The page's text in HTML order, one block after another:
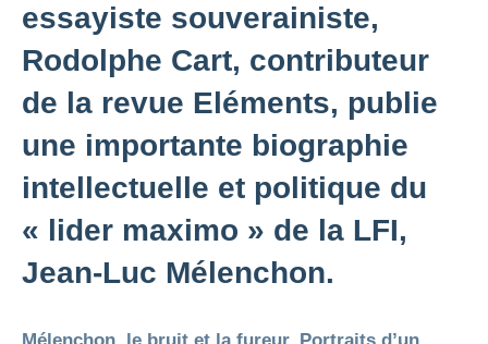
essayiste souverainiste,
Rodolphe Cart, contributeur
de la revue Eléments, publie
une importante biographie
intellectuelle et politique du
« lider maximo » de la LFI,
Jean-Luc Mélenchon.